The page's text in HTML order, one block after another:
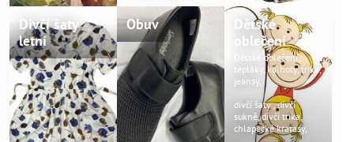
Dívčí šaty
letní
Obuv
Dětské
oblečení
Dětské oblečení,
tepláky, kalhoty, trika,
jeansy,
dívčí šaty , dívčí
sukně, dívčí trika,
chlapecké kratasy,